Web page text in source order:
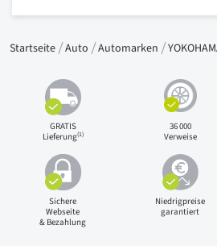
Startseite Auto Automarken
GRATIS
Lieferung(1)
36 000
Verweise
Sichere
Webseite
& Bezahlung
Niedrigpreise
garantiert